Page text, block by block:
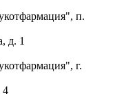
п.
д. 1
г.
4